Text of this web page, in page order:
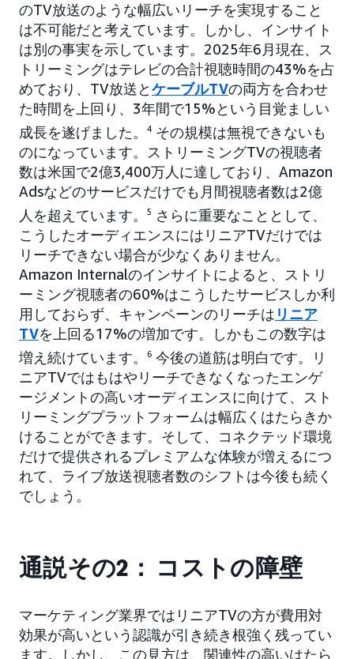
のTV放送のような幅広いリーチを実現すること
は不可能だと考えています。しかし、インサイト
は別の事実を示しています。2025年6月現在、ス
トリーミングはテレビの合計視聴時間の43%を占
めており、TV放送とケーブルTVの両方を合わせ
た時間を上回り、3年間で15%という目覚ましい
成長を遂げました。
4 その規模は無視できないも
のになっています。ストリーミングTVの視聴者
数は米国で2億3,400万人に達しており、Amazon
Adsなどのサービスだけでも月間視聴者数は2億
人を超えています。
5
さらに重要なこととして、
こうしたオーディエンスにはリニアTVだけでは
リーチできない場合が少なくありません。
Amazon Internalのインサイトによると、ストリ
ーミング視聴者の60%はこうしたサービスしか利
用しておらず、キャンペーンのリーチは リニア
TVを上回る17%の増加です。しかもこの数字は
増え続けています。
6 今後の道筋は明白です。リ
ニアTVではもはやリーチできなくなったエンゲ
ージメントの高いオーディエンスに向けて、スト
リーミングプラットフォームは幅広くはたらきか
けることができます。そして、コネクテッド環境
だけで提供されるプレミアムな体験が増えるにつ
れて、ライブ放送視聴者数のシフトは今後も続く
でしょう。
通説その2： コストの障壁
マーケティング業界ではリニアTVの方が費用対
効果が高いという認識が引き続き根強く残ってい
ます。しかし、この見方は、関連性の高いはたら